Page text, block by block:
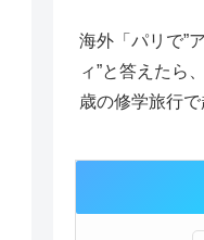
海外「パリで”
ィ”と答えたら
歳の修学旅行